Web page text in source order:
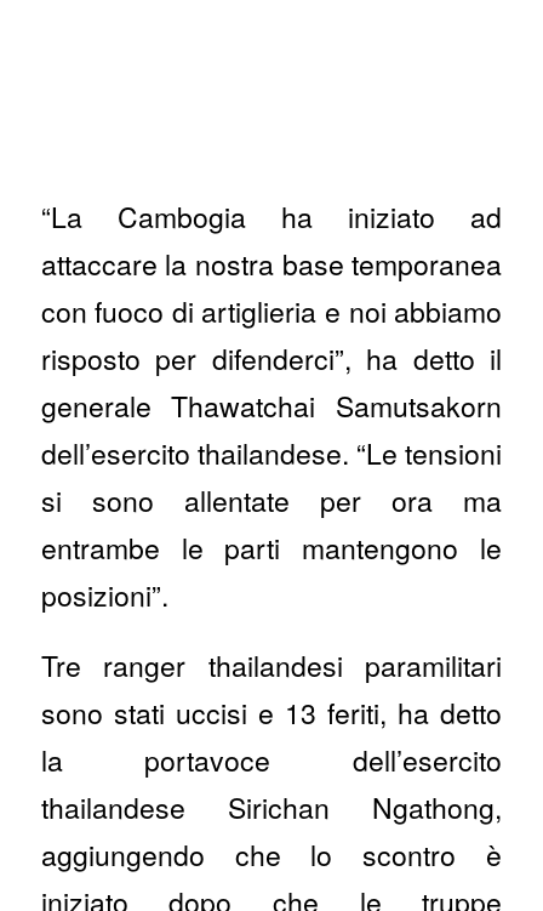
“La Cambogia ha iniziato ad
attaccare la nostra base temporanea
con fuoco di artiglieria e noi abbiamo
risposto per difenderci”, ha detto il
generale Thawatchai Samutsakorn
dell’esercito thailandese. “Le tensioni
si sono allentate per ora ma
entrambe le parti mantengono le
posizioni”.
Tre ranger thailandesi paramilitari
sono stati uccisi e 13 feriti, ha detto
la portavoce dell’esercito
thailandese Sirichan Ngathong,
aggiungendo che lo scontro è
iniziato dopo che le truppe